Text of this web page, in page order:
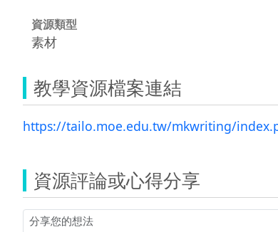
資源類型
素材
教學資源檔案連結
https://tailo.moe.edu.tw/mkwriting/
資源評論或心得分享